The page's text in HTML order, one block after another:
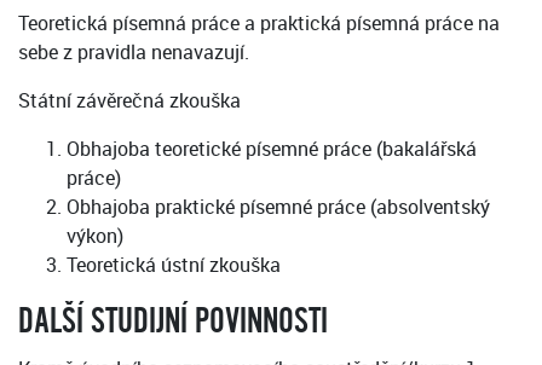
Teoretická písemná práce a praktická písemná práce na
sebe z pravidla nenavazují.
Státní závěrečná zkouška
Obhajoba teoretické písemné práce (bakalářská
práce)
Obhajoba praktické písemné práce (absolventský
výkon)
Teoretická ústní zkouška
DALŠÍ STUDIJNÍ POVINNOSTI